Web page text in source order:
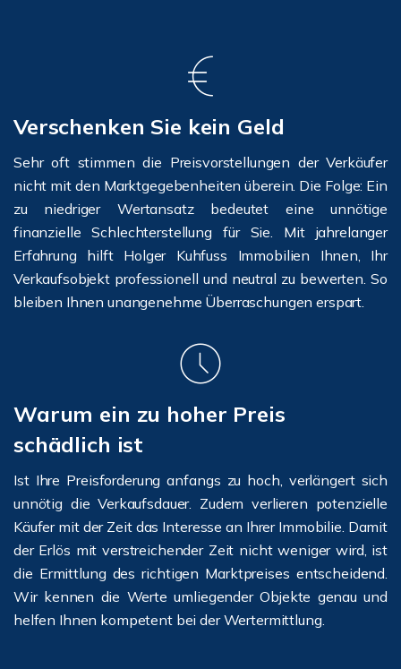
Verschenken Sie kein Geld
Sehr oft stimmen die Preisvorstellungen der Verkäufer
nicht mit den Marktgegebenheiten überein. Die Folge: Ein
zu niedriger Wertansatz bedeutet eine unnötige
finanzielle Schlechterstellung für Sie. Mit jahrelanger
Erfahrung hilft Holger Kuhfuss Immobilien Ihnen, Ihr
Verkaufsobjekt professionell und neutral zu bewerten. So
bleiben Ihnen unangenehme Überraschungen erspart.
Warum ein zu hoher Preis
schädlich ist
Ist Ihre Preisforderung anfangs zu hoch, verlängert sich
unnötig die Verkaufsdauer. Zudem verlieren potenzielle
Käufer mit der Zeit das Interesse an Ihrer Immobilie. Damit
der Erlös mit verstreichender Zeit nicht weniger wird, ist
die Ermittlung des richtigen Marktpreises entscheidend.
Wir kennen die Werte umliegender Objekte genau und
helfen Ihnen kompetent bei der Wertermittlung.